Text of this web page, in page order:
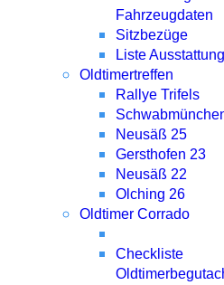
Fahrzeugdaten
Sitzbezüge
Liste
Oldtimertreffen
Rallye Trifels
Neusäß 25
Gersthofen 23
Neusäß 22
Olching 26
Oldtimer Corrado
Checkliste